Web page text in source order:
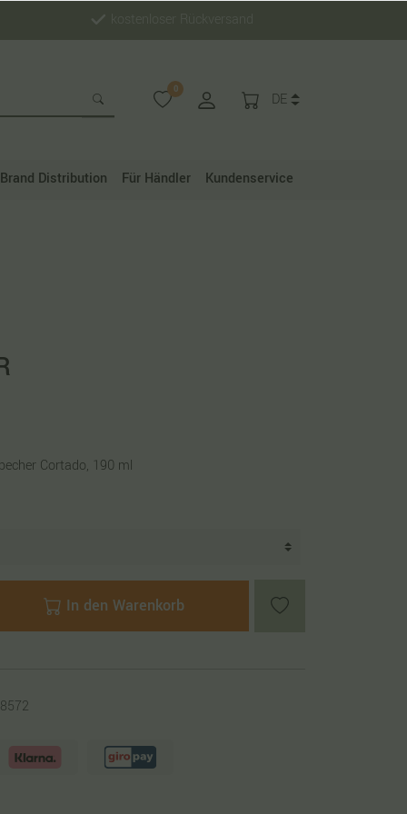
0
DE
Brand Distribution Für Händler Kundenservice
Cortado, 190 ml
In den Warenkorb